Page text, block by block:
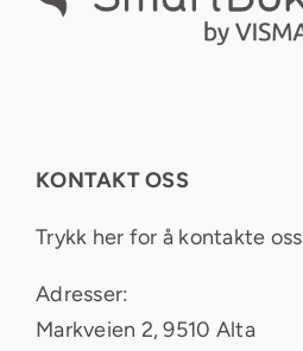
KONTAKT OSS
Trykk her for å kontakte oss
Adresser:
Markveien 2, 9510 Alta